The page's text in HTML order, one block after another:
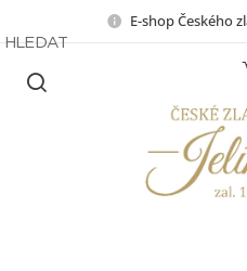
E-shop Českého
HLEDAT